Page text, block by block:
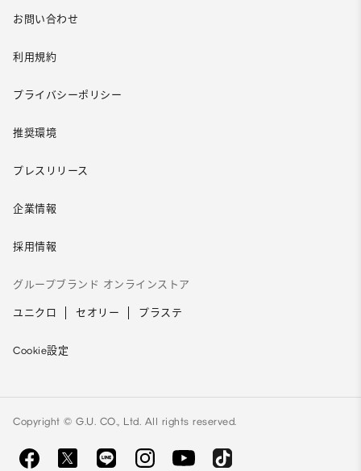
お問い合わせ
利用規約
プライバシーポリシー
推奨環境
プレスリリース
企業情報
採用情報
グループブランド オンラインストア
ユニクロ セオリー プラステ
Cookie設定
Copyright © G.U. CO., Ltd. All rights reserved.